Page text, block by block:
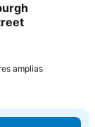
amplias